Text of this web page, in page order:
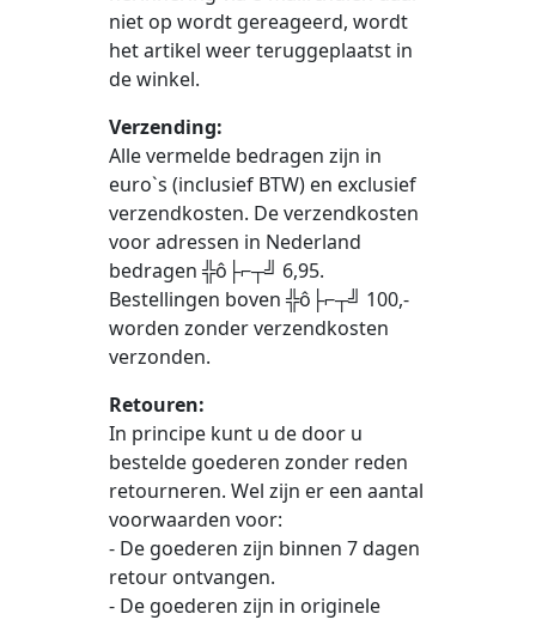
niet op wordt gereageerd, wordt
het artikel weer teruggeplaatst in
de winkel.
Verzending:
Alle vermelde bedragen zijn in
euro`s (inclusief BTW) en exclusief
verzendkosten. De verzendkosten
voor adressen in Nederland
bedragen ╬ô├⌐┬╝ 6,95.
Bestellingen boven ╬ô├⌐┬╝ 100,-
worden zonder verzendkosten
verzonden.
Retouren:
In principe kunt u de door u
bestelde goederen zonder reden
retourneren. Wel zijn er een aantal
voorwaarden voor:
- De goederen zijn binnen 7 dagen
retour ontvangen.
- De goederen zijn in originele